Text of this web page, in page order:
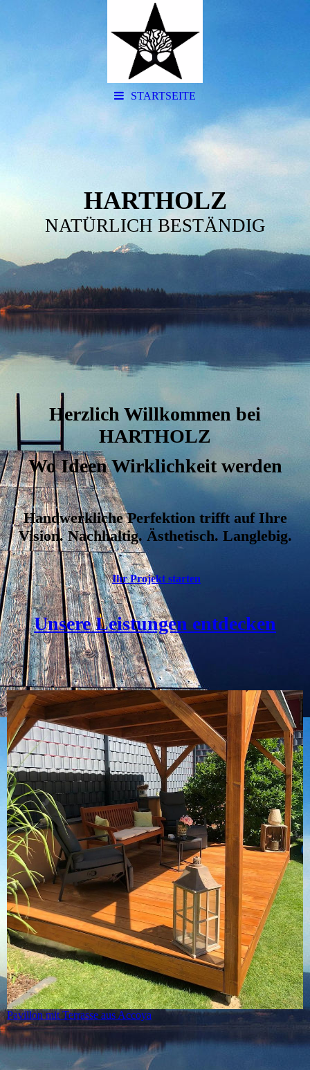
STARTSEITE
HARTHOLZ
NATÜRLICH BESTÄNDIG
Herzlich Willkommen bei
HARTHOLZ
Wo Ideen Wirklichkeit werden
Handwerkliche Perfektion trifft auf Ihre
Vision.Nachhaltig. Ästhetisch. Langlebig.
Ihr Projekt starten
Unsere Leistungen entdecken
Pavillon mit Terrasse aus Accoya